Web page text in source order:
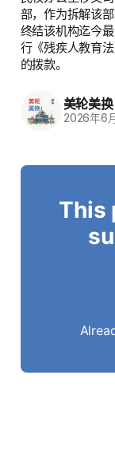
部，作为拆解该
终结该机构迄今
行《残疾人教育
的拨款。
美轮美换
2026年6
This